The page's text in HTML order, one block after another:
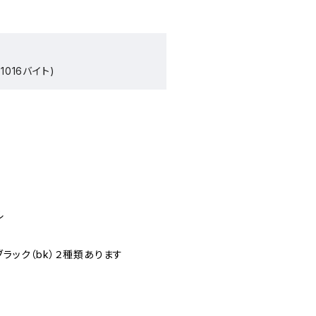
バイト)
ック（bk）２種類あります